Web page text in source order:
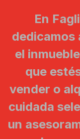
En
dedicamos
el
que
vender o
cuidada
un